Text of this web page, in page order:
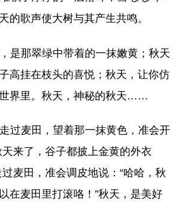
的歌声使大树与其产生共鸣。
是那翠绿中带着的一抹嫩黄；秋天
高挂在枝头的喜悦；秋天，让你仿
界里。秋天，神秘的秋天……
过麦田，望着那一抹黄色，准会开
天来了，谷子都披上金黄的外衣
麦田，准会调皮地说：“哈哈，秋
在麦田里打滚咯！”秋天，是美好